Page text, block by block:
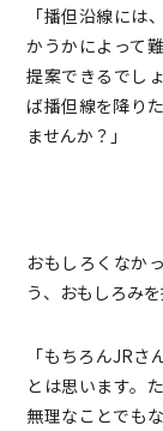
「播但沿線には
かうかによって
提案できるでし
ば播但線を降り
ませんか？」
おもしろくなか
う、おもしろみ
「もちろんJR
とは思います。
無理なことでも